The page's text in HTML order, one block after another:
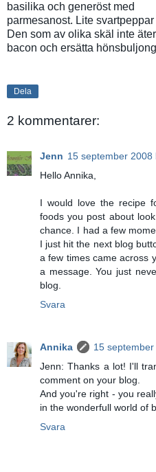
basilika och generöst med
parmesanost. Lite
Den som av olika skäl inte
bacon och ersätta
Dela
2 kommentarer:
Jenn 15 september 2008
Hello Annika,
I would love the recipe
foods you post about
chance. I had a few
I just hit the next blog
a few times came across
a message. You just
blog.
Svara
Annika
15
Jenn: Thanks a lot! I'll
comment on your blog.
And you're right - you
in the wonderfull world of
Svara